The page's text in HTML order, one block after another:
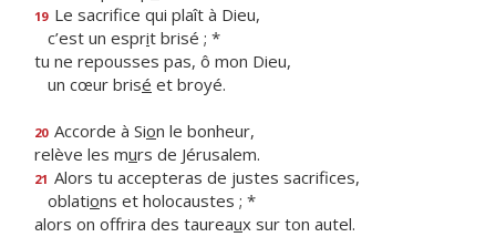
19 Le sacrifice qui plaît à Dieu,
c’est un esprit brisé ; *
tu ne repousses pas, ô mon Dieu,
un cœur brisé et broyé.
20 Accorde à Sion le bonheur,
relève les murs de Jérusalem.
21 Alors tu accepteras de justes sacrifices,
oblations et holocaustes ; *
alors on offrira des taureaux sur ton autel.